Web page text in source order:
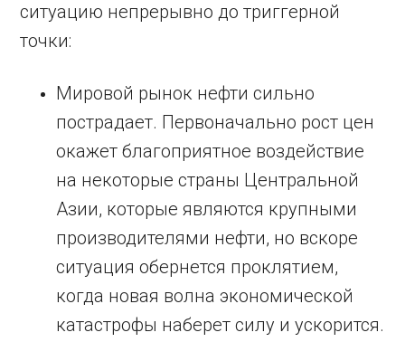
ситуацию непрерывно до триггерной
точки:
Мировой рынок нефти сильно
пострадает. Первоначально рост цен
окажет благоприятное воздействие
на некоторые страны Центральной
Азии, которые являются крупными
производителями нефти, но вскоре
ситуация обернется проклятием,
когда новая волна экономической
катастрофы наберет силу и ускорится.